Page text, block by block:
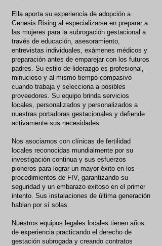
Ella aporta su experiencia de adopción a
Genesis Rising al especializarse en preparar a
las mujeres para la subrogación gestacional a
través de educación, asesoramiento,
entrevistas individuales, exámenes médicos y
preparación antes de emparejar con los futuros
padres. Su estilo de liderazgo es profesional,
minucioso y al mismo tiempo compasivo
cuando trabaja y selecciona a posibles
proveedores. Su equipo brinda servicios
locales, personalizados y personalizados a
nuestras portadoras gestacionales y defiende
activamente sus necesidades.
Nos asociamos con clínicas de fertilidad
locales reconocidas mundialmente por su
investigación continua y sus esfuerzos
pioneros para lograr un mayor éxito en los
procedimientos de FIV, garantizando su
seguridad y un embarazo exitoso en el primer
intento. Sus instalaciones de última generación
hablan por sí solas.
Nuestros equipos legales locales tienen años
de experiencia practicando el derecho de
gestación subrogada y creando contratos